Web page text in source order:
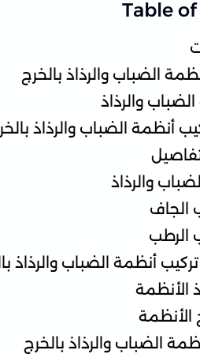
Table
الضباب والرذاذ بالخرج
والرذاذ
أنظمة الضباب والرذاذ
والرذاذ
الجاف
الرطب
أنظمة الضباب والرذاذ
الأنظمة
الأنظمة
الضباب والرذاذ بالخرج